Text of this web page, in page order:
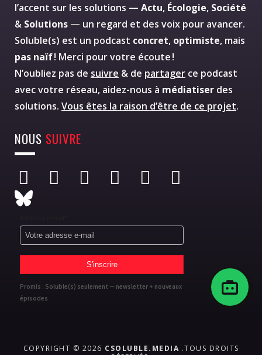
l’accent sur les solutions — Actu, Écologie, Société
& Solutions — un regard et des voix pour avancer.
Soluble(s) est un podcast concret, optimiste, mais
pas naïf! Merci pour votre écoute !
N’oubliez pas de suivre & de partager ce podcast
avec votre réseau, aidez-nous à médiatiser des
solutions. Vous êtes la raison d’être de ce projet.
NOUS SUIVRE
Promis : Soluble(s) seulement — newsletter + nouveaux
épisodes
COPYRIGHT © 2026 CSOLUBLE.MEDIA .TOUS DROITS